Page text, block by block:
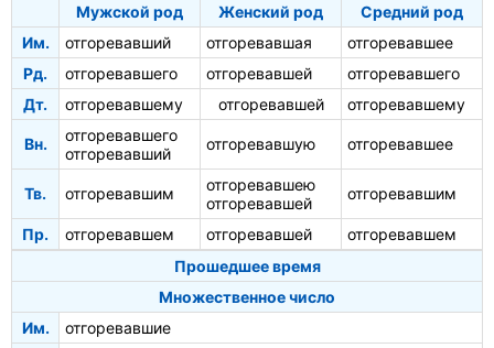
Мужской род Женский род
Средний род
Им.
отгоревавший отгоревавшая
отгоревавшее
Рд.
отгоревавшего отгоревавшей
отгоревавшего
Дт.
отгоревавшему отгоревавшей отгоревавшему
Вн.
отгоревавшего
отгоревавший
отгоревавшую отгоревавшее
Тв. отгоревавшим
отгоревавшею
отгоревавшей
отгоревавшим
Пр. отгоревавшем отгоревавшей
отгоревавшем
Прошедшее время
Множественное число
Им.
отгоревавшие